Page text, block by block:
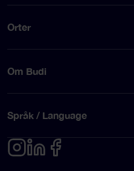
Orter
Om Budi
Språk / Language